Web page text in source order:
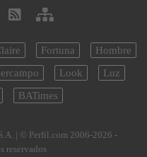
Fortuna
Hombre
Look
Luz
BATimes
| © Perfil.com 2006-2026 -
reservados